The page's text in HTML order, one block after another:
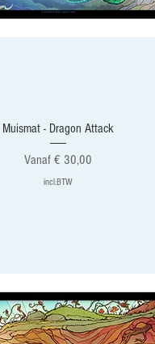
Muismat - Dragon Attack
Vanaf € 30,00
Verkoopprijs
incl.BTW